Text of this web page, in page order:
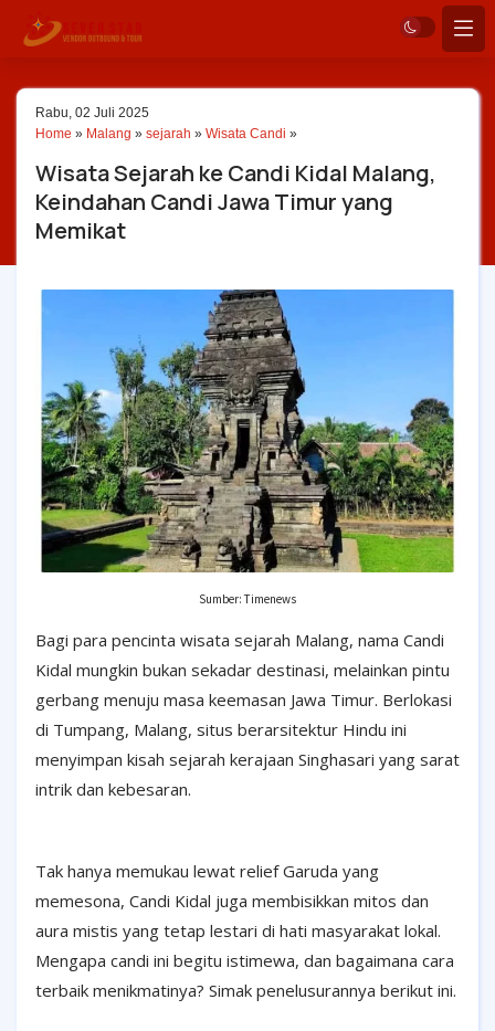
Rabu, 02 Juli 2025
Home » Malang » sejarah » Wisata Candi »
Wisata Sejarah ke Candi Kidal Malang,
Keindahan Candi Jawa Timur yang
Memikat
Sumber: Timenews
Bagi para pencinta wisata sejarah Malang, nama Candi
Kidal mungkin bukan sekadar destinasi, melainkan pintu
gerbang menuju masa keemasan Jawa Timur. Berlokasi
di Tumpang, Malang, situs berarsitektur Hindu ini
menyimpan kisah sejarah kerajaan Singhasari yang sarat
intrik dan kebesaran.
Tak hanya memukau lewat relief Garuda yang
memesona, Candi Kidal juga membisikkan mitos dan
aura mistis yang tetap lestari di hati masyarakat lokal.
Mengapa candi ini begitu istimewa, dan bagaimana cara
terbaik menikmatinya? Simak penelusurannya berikut ini.